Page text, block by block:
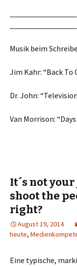
Musik beim
Jim Kahr: “Back To
Dr. John:
Van Morrison:
It´s not
shoot the
right?
August 19, 2014
heute,
Eine typische,